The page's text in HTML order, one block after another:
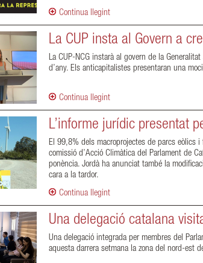
Continua llegint
La CUP insta al Govern a
La CUP-NCG instarà al govern de la
d’any. Els anticapitalistes presentaran una
Continua llegint
L’informe jurídic presentat
El 99,8% dels macroprojectes de parcs eòlics
comissió d’Acció Climàtica del Parlament de
ponència. Jordà ha anunciat també la
cara a la tardor.
Continua llegint
Una delegació catalana
Una delegació integrada per membres del
aquesta darrera setmana la zona del nord-est